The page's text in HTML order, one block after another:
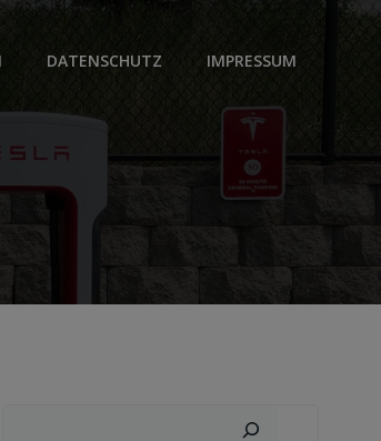
DATENSCHUTZ IMPRESSUM